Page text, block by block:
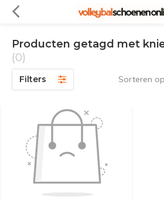
Producten getagd met
(0)
Filters Sorteren